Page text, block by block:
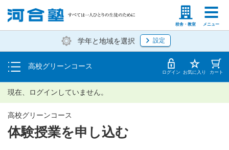
校舎・教室 メニュー
塾生の方 高等学校の先生
学年と地域を選択 設定
高校グリーンコース
学費の仕組み・支払方法
受講開始までの流れ
校舎・教室一覧 ログイン お気に入り カート
現在、ログインしていません。
体験授業を申し込む
高校グリーンコース